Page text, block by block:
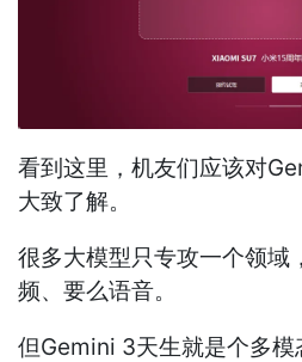
看到这里，机友们应该对
大致了解。
很多大模型只专攻一个领域
频、要么语音。
但Gemini 3天生就是个多模